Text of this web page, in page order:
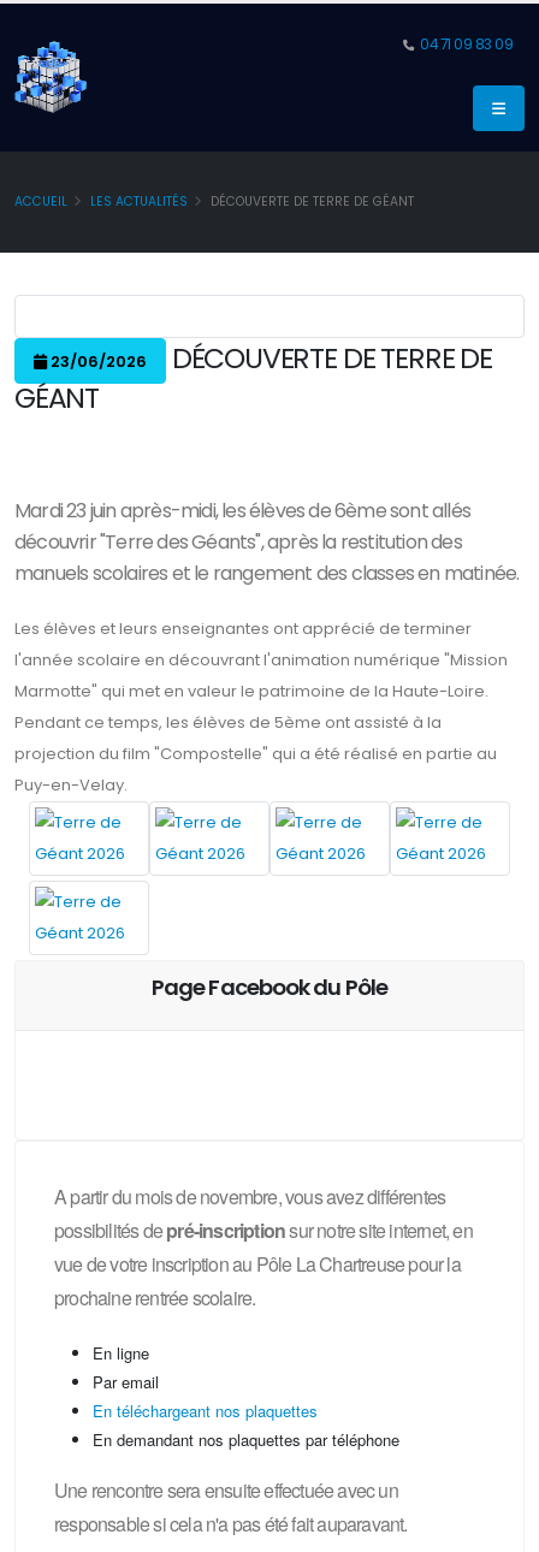
04 71 09 83 09
ACCUEIL LES ACTUALITÉS DÉCOUVERTE DE TERRE DE GÉANT
23/06/2026
DÉCOUVERTE DE TERRE DE
GÉANT
Mardi 23 juin après-midi, les élèves de 6ème sont allés
découvrir "Terre des Géants", après la restitution des
manuels scolaires et le rangement des classes en matinée.
Les élèves et leurs enseignantes ont apprécié de terminer
l'année scolaire en découvrant l'animation numérique "Mission
Marmotte" qui met en valeur le patrimoine de la Haute-Loire.
Pendant ce temps, les élèves de 5ème ont assisté à la
projection du film "Compostelle" qui a été réalisé en partie au
Puy-en-Velay.
Page Facebook du Pôle
A partir du mois de novembre, vous avez différentes
possibilités depré-inscriptionsur notre site internet, en
vue de votre inscription au Pôle La Chartreuse pour la
prochaine rentrée scolaire.
En ligne
Par email
En téléchargeant nos plaquettes
En demandant nos plaquettes par téléphone
Une rencontre sera ensuite effectuée avec un
responsable si cela n'a pas été fait auparavant.